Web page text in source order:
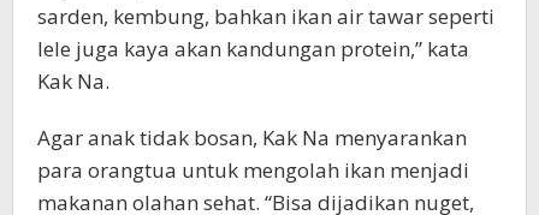
sarden, kembung, bahkan ikan air tawar seperti
lele juga kaya akan kandungan protein,” kata
Kak Na.
Agar anak tidak bosan, Kak Na menyarankan
para orangtua untuk mengolah ikan menjadi
makanan olahan sehat. “Bisa dijadikan nuget,